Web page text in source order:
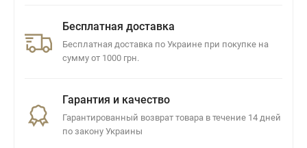
Бесплатная доставка
Бесплатная доставка по Украине при покупке на
сумму от 1000 грн.
Гарантия и качество
Гарантированный возврат товара в течение 14 дней
по закону Украины